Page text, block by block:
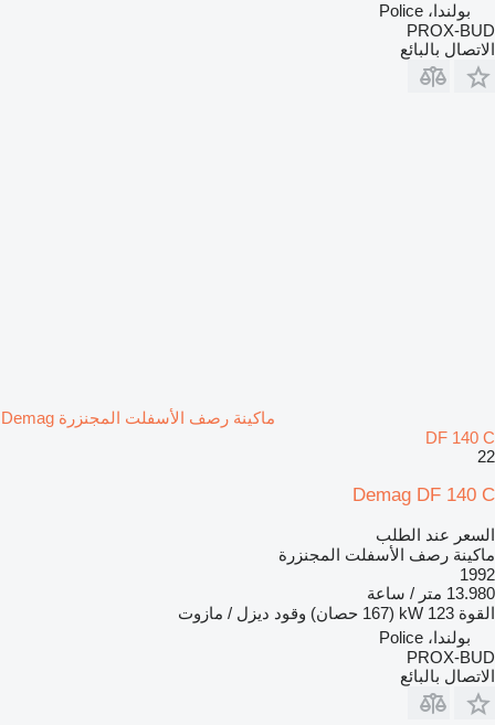
بولندا، Police
PROX-BUD
الاتصال بالبائع
ماكينة رصف الأسفلت المجنزرة Demag
DF 140 C
22
Demag DF 140 C
السعر عند الطلب
ماكينة رصف الأسفلت المجنزرة
1992
13.980 متر / ساعة
القوة 123 kW (167 حصان) وقود ديزل / مازوت
بولندا، Police
PROX-BUD
الاتصال بالبائع